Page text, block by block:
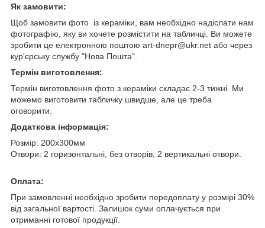
Як замовити:
Щоб замовити фото із кераміки, вам необхідно надіслати нам
фотографію, яку ви хочете розмістити на табличці. Ви можете
зробити це електронною поштою art-dnepr@ukr.net або через
кур'єрську службу "Нова Пошта".
Термін виготовлення:
Термін виготовлення фото з кераміки складає 2-3 тижні. Ми
можемо виготовити табличку швидше, але це треба
оговорити.
Додаткова інформація:
Розмір: 200х300мм
Отвори: 2 горизонтальні, без отворів, 2 вертикальні отвори.
Оплата:
При замовленні необхідно зробити передоплату у розмірі 30%
від загальної вартості. Залишок суми оплачується при
отриманні готової продукції.